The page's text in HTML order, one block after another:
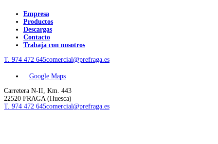
Empresa
Productos
Descargas
Contacto
Trabaja con nosotros
T. 974 472 645comercial@prefraga.es
Google Maps
Carretera N-II, Km. 443
22520 FRAGA (Huesca)
T. 974 472 645comercial@prefraga.es